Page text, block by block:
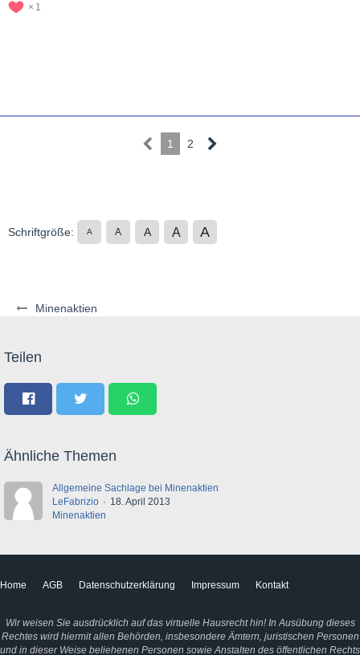
Minenaktien
1
1 2
Schriftgröße: A A A A A
Teilen
Ähnliche Themen
Allgemeine Sachlage bei Minenaktien
LeFabrizio
18. April 2013
Minenaktien
Home AGB Datenschutzerklärung Impressum Kontakt
Wir weisen Sie ausdrücklich auf das virtuelle Hausrecht hin! In Ausübung dieses
Rechtes wird hiermit allen Behörden, insbesondere Ämtern, juristischen Personen
und in dieser Weise beliehenen Personen sowie Anstalten des öffentlichen Rechts